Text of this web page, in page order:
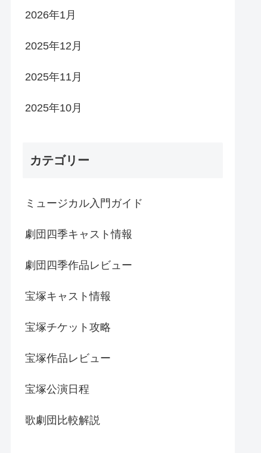
2026年1月
2025年12月
2025年11月
2025年10月
カテゴリー
ミュージカル入門ガイド
劇団四季キャスト情報
劇団四季作品レビュー
宝塚キャスト情報
宝塚チケット攻略
宝塚作品レビュー
宝塚公演日程
歌劇団比較解説